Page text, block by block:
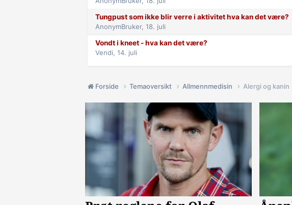
Tungpust som ikke blir verre i aktivitet hva kan det være?
AnonymBruker, 18. juli
Vondt i kneet - hva kan det være?
Vendi, 14. juli
Forside Temaoversikt Allmennmedisin Alergi og kanin